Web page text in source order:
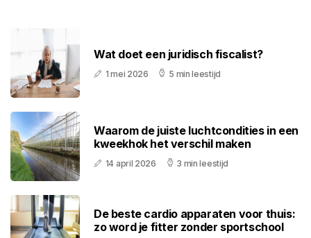
Wat doet een juridisch fiscalist?
1 mei 2026 5 min leestijd
Waarom de juiste luchtcondities in een
kweekhok het verschil maken
14 april 2026 3 min leestijd
De beste cardio apparaten voor thuis:
zo word je fitter zonder sportschool